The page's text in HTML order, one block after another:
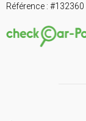
Référence : #132360